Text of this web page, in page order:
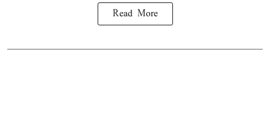
Read More